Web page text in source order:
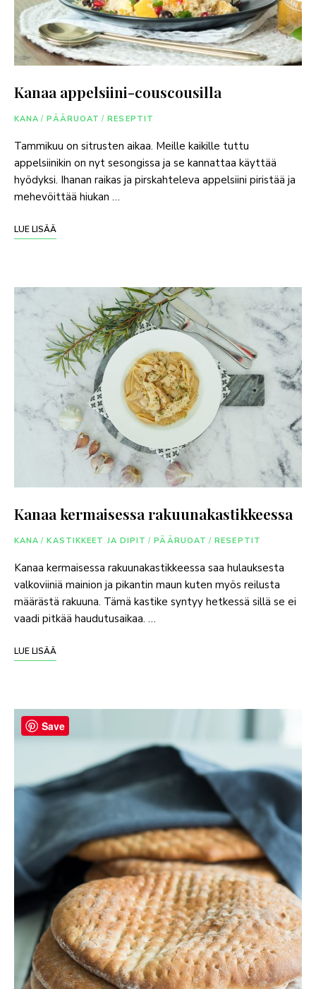
Kanaa appelsiini-couscousilla
KANA / PÄÄRUOAT / RESEPTIT
Tammikuu on sitrusten aikaa. Meille kaikille tuttu
appelsiinikin on nyt sesongissa ja se kannattaa käyttää
hyödyksi. Ihanan raikas ja pirskahteleva appelsiini piristää ja
mehevöittää hiukan …
LUE LISÄÄ
Kanaa kermaisessa rakuunakastikkeessa
KANA / KASTIKKEET JA DIPIT / PÄÄRUOAT / RESEPTIT
Kanaa kermaisessa rakuunakastikkeessa saa hulauksesta
valkoviiniä mainion ja pikantin maun kuten myös reilusta
määrästä rakuuna. Tämä kastike syntyy hetkessä sillä se ei
vaadi pitkää haudutusaikaa. …
LUE LISÄÄ
Save